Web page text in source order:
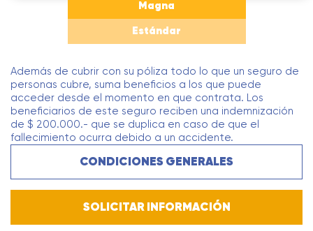
Magna
Estándar
Además de cubrir con su póliza todo lo que un seguro de
personas cubre, suma beneficios a los que puede
acceder desde el momento en que contrata. Los
beneficiarios de este seguro reciben una indemnización
de $ 200.000.- que se duplica en caso de que el
fallecimiento ocurra debido a un accidente.
CONDICIONES GENERALES
SOLICITAR INFORMACIÓN